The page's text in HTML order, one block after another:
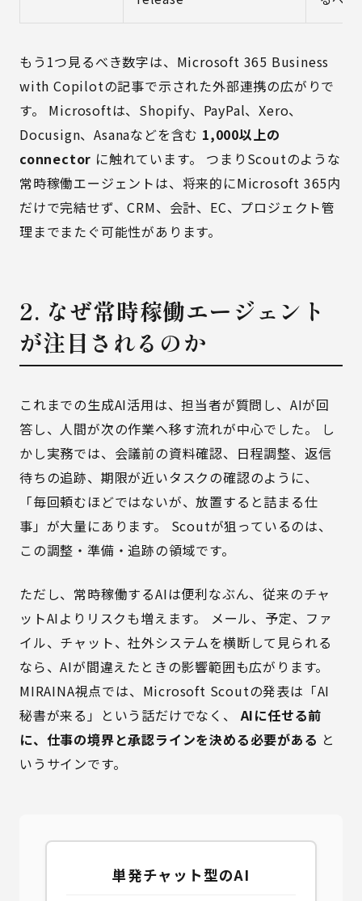
もう1つ見るべき数字は、Microsoft 365 Business
with Copilotの記事で示された外部連携の広がりで
す。 Microsoftは、Shopify、PayPal、Xero、
Docusign、Asanaなどを含む 1,000以上の
connector に触れています。 つまりScoutのような
常時稼働エージェントは、将来的にMicrosoft 365内
だけで完結せず、CRM、会計、EC、プロジェクト管
理までまたぐ可能性があります。
2. なぜ常時稼働エージェント
が注目されるのか
これまでの生成AI活用は、担当者が質問し、AIが回
答し、人間が次の作業へ移す流れが中心でした。 し
かし実務では、会議前の資料確認、日程調整、返信
待ちの追跡、期限が近いタスクの確認のように、
「毎回頼むほどではないが、放置すると詰まる仕
事」が大量にあります。 Scoutが狙っているのは、
この調整・準備・追跡の領域です。
ただし、常時稼働するAIは便利なぶん、従来のチャ
ットAIよりリスクも増えます。 メール、予定、ファ
イル、チャット、社外システムを横断して見られる
なら、AIが間違えたときの影響範囲も広がります。
MIRAINA視点では、Microsoft Scoutの発表は「AI
秘書が来る」という話だけでなく、AIに任せる前
に、仕事の境界と承認ラインを決める必要がある と
いうサインです。
単発チャット型のAI